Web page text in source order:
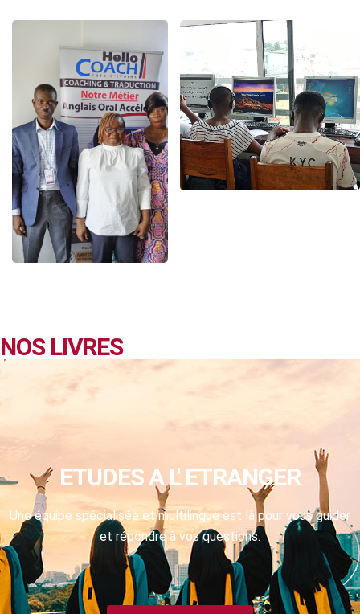
NOS LIVRES
ETUDES A L' ETRANGER
Une équipe spécialisée et multilingue est là pour vous guider
et répondre à vos questions.